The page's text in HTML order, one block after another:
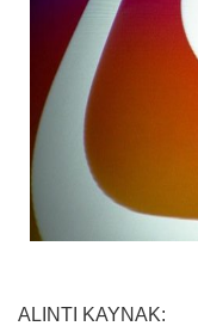
ALINTI KAYNAK: